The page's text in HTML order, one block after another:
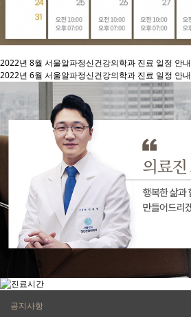
2022년 8월 서울알파정신건강의학과 진료 일정 안내
2022년 6월 서울알파정신건강의학과 진료 일정 안내
공지사항